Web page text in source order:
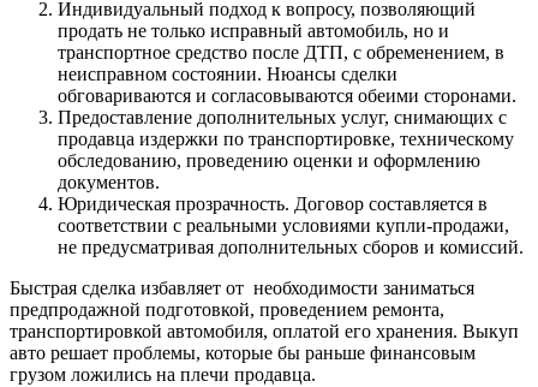
Индивидуальный подход к вопросу, позволяющий
продать не только исправный автомобиль, но и
транспортное средство после ДТП, с обременением, в
неисправном состоянии. Нюансы сделки
обговариваются и согласовываются обеими сторонами.
Предоставление дополнительных услуг, снимающих с
продавца издержки по транспортировке, техническому
обследованию, проведению оценки и оформлению
документов.
Юридическая прозрачность. Договор составляется в
соответствии с реальными условиями купли-продажи,
не предусматривая дополнительных сборов и комиссий.
Быстрая сделка избавляет от необходимости заниматься
предпродажной подготовкой, проведением ремонта,
транспортировкой автомобиля, оплатой его хранения. Выкуп
авто решает проблемы, которые бы раньше финансовым
грузом ложились на плечи продавца.